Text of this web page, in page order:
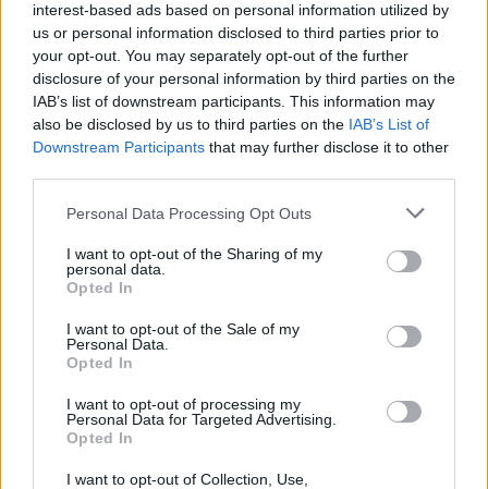
interest-based ads based on personal information utilized by
us or personal information disclosed to third parties prior to
your opt-out. You may separately opt-out of the further
disclosure of your personal information by third parties on the
IAB’s list of downstream participants. This information may
also be disclosed by us to third parties on the IAB’s List of
Downstream Participants that may further disclose it to other
Please note that this website/app uses one or more Google
not limited to your visit or usage behaviour. You may click to
grant or deny consent to Google and its third-party tags to
use your data for below specified purposes in below Google
consent section.
Personal Data Processing Opt Outs
I want to opt-out of the Sharing of my
personal data.
Opted In
I want to opt-out of the Sale of my
Personal Data.
Opted In
I want to opt-out of processing my
Personal Data for Targeted Advertising.
Opted In
I want to opt-out of Collection, Use,
Sigue leyendo